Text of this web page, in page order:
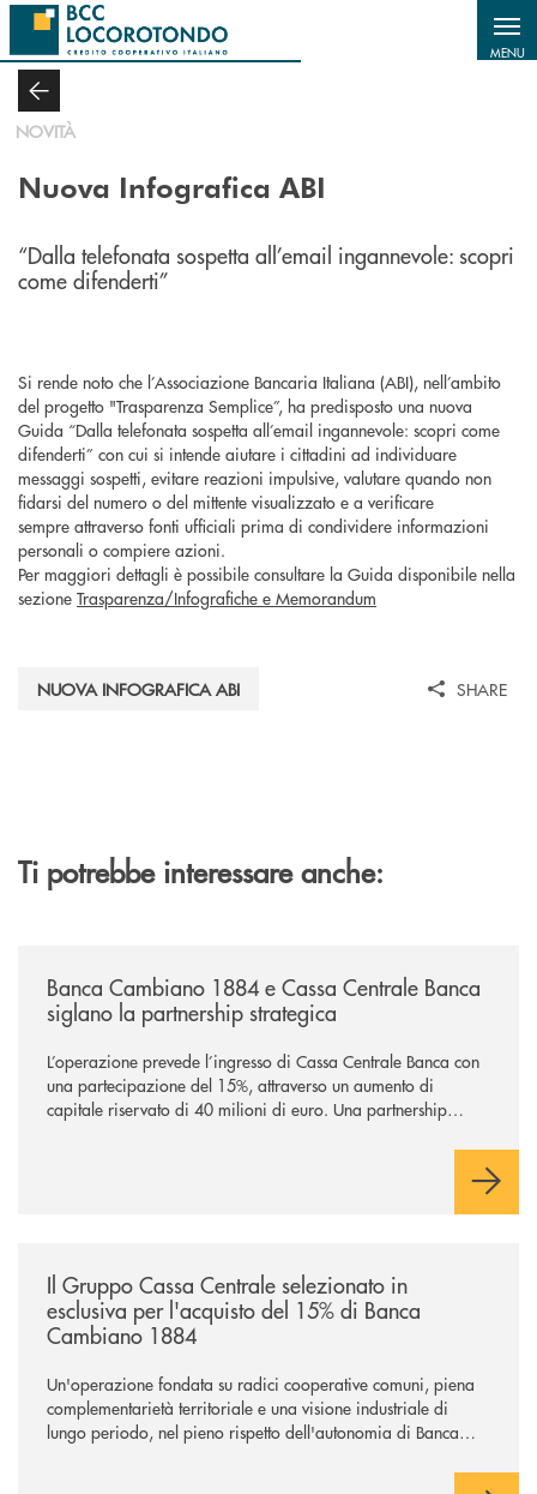
Salta al contenuto principale
MENU
NOVITÀ
Nuova Infografica ABI
“Dalla telefonata sospetta all’email ingannevole: scopri
come difenderti”
Si rende noto che l’Associazione Bancaria Italiana (ABI), nell’ambito
del progetto "Trasparenza Semplice”, ha predisposto una nuova
Guida “Dalla telefonata sospetta all’email ingannevole: scopri come
difenderti” con cui si intende aiutare i cittadini ad individuare
messaggi sospetti, evitare reazioni impulsive, valutare quando non
fidarsi del numero o del mittente visualizzato e a verificare
sempre attraverso fonti ufficiali prima di condividere informazioni
personali o compiere azioni.
Per maggiori dettagli è possibile consultare la Guida disponibile nella
sezione Trasparenza/Infografiche e Memorandum
NUOVA INFOGRAFICA ABI SHARE
Ti potrebbe interessare anche:
Banca Cambiano 1884 e Cassa Centrale Banca
siglano la partnership strategica
L’operazione prevede l’ingresso di Cassa Centrale Banca con
una partecipazione del 15%, attraverso un aumento di
capitale riservato di 40 milioni di euro. Una partnership
comuni e sulla prossimità ai territori, per ampliare l’offerta e
Il Gruppo Cassa Centrale selezionato in
esclusiva per l'acquisto del 15% di Banca
Cambiano 1884
Un'operazione fondata su radici cooperative comuni, piena
complementarietà territoriale e una visione industriale di
lungo periodo, nel pieno rispetto dell'autonomia di Banca
negoziazione esclusiva per la finalizzazione dell’operazione.